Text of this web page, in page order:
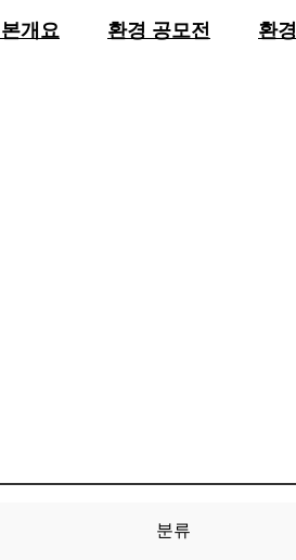
개요 환경 공모전 환
분류